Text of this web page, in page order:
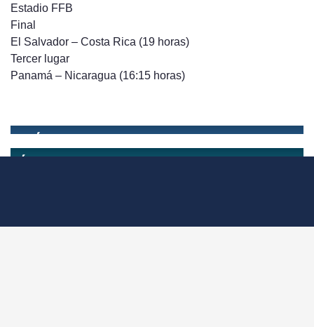
Estadio FFB
Final
El Salvador – Costa Rica (19 horas)
Tercer lugar
Panamá – Nicaragua (16:15 horas)